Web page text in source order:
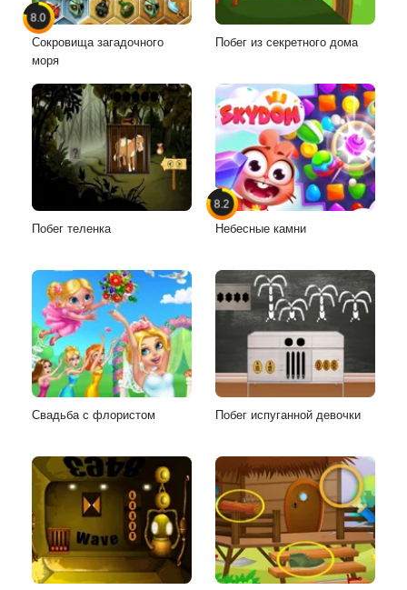
8.0
Сокровища загадочного
моря
Побег из секретного дома
Побег теленка
8.2
Небесные камни
Свадьба с флористом Побег испуганной девочки